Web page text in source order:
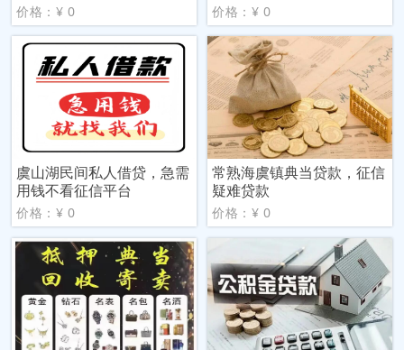
价格：¥ 0 价格：¥ 0
虞山湖民间私人借贷，急需
用钱不看征信平台
价格：¥ 0
常熟海虞镇典当贷款，征信
疑难贷款
价格：¥ 0